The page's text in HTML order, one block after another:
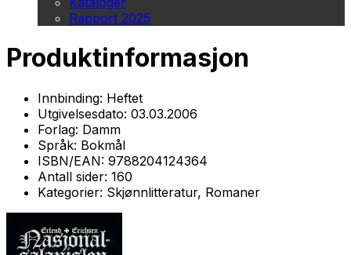
Rapport 2025
Produktinformasjon
Innbinding: Heftet
Utgivelsesdato: 03.03.2006
Forlag: Damm
Språk: Bokmål
ISBN/EAN: 9788204124364
Antall sider: 160
Kategorier: Skjønnlitteratur, Romaner